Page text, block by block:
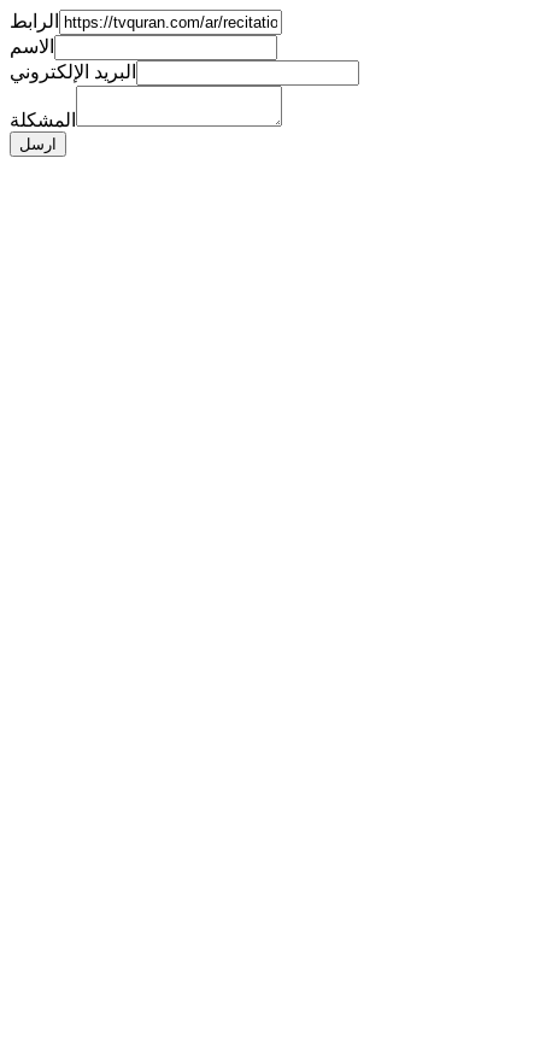
الرابط
الاسم
البريد الإلكتروني
المشكلة
ارسل